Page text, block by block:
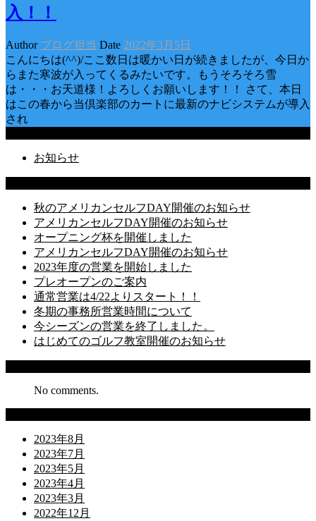
入！！
Author ブログ担当 Date 2022年3月5日
こんにちは(^^)/ここ数日は暖かい日が続きましたが、今日か
らまた寒波が入ってくるみたいです。もうそろそろ雪
は・・・お天道様！よろしくお願いします！！ さて、本日
はこの春から当倶楽部のカートに最新のナビシステムが導入
され
お知らせ
秋のアメリカンセルフDAY開催のお知らせ
アメリカンセルフDAY開催のお知らせ
オープニング杯を開催しました
アメリカンセルフDAY開催のお知らせ
2023年度の営業を開始しました
プレオープンのご案内
通常営業は4/22よりスタート！！
冬期の事務所営業時間について
今シーズンの営業を終了しました。
はじめてのゴルフ教室開催のお知らせ
No comments.
2023年8月
2023年7月
2023年5月
2023年4月
2023年3月
2022年12月